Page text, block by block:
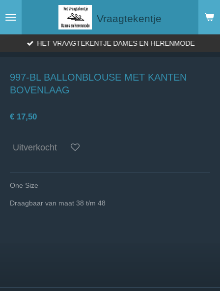
direct
Vraagtekentje
HET VRAAGTEKENTJE DAMES EN HERENMODE
997-BL BALLONBLOUSE MET KANTEN
BOVENLAAG
€ 17,50
Uitverkocht
One Size
Draagbaar van maat 38 t/m 48